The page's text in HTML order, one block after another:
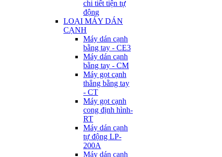
chi tiết tiện tự
động
LOẠI MÁY DÁN
CẠNH
Máy dán cạnh
bằng tay - CE3
Máy dán cạnh
bằng tay - CM
Máy gọt cạnh
thẳng bằng tay
- CT
Máy gọt cạnh
cong định hình-
RT
Máy dán cạnh
tự động LP-
200A
Máy dán cạnh